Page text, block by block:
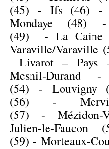
(45) -Ifs (46) -
Mondaye (48)
(49) -La Caine
Varaville/Varaville
Livarot – Pays
Mesnil-Durand
(54) - Louvigny
(56) -
(57) - Mézidon-
Julien-le-Faucon
(59) - Morteaux-